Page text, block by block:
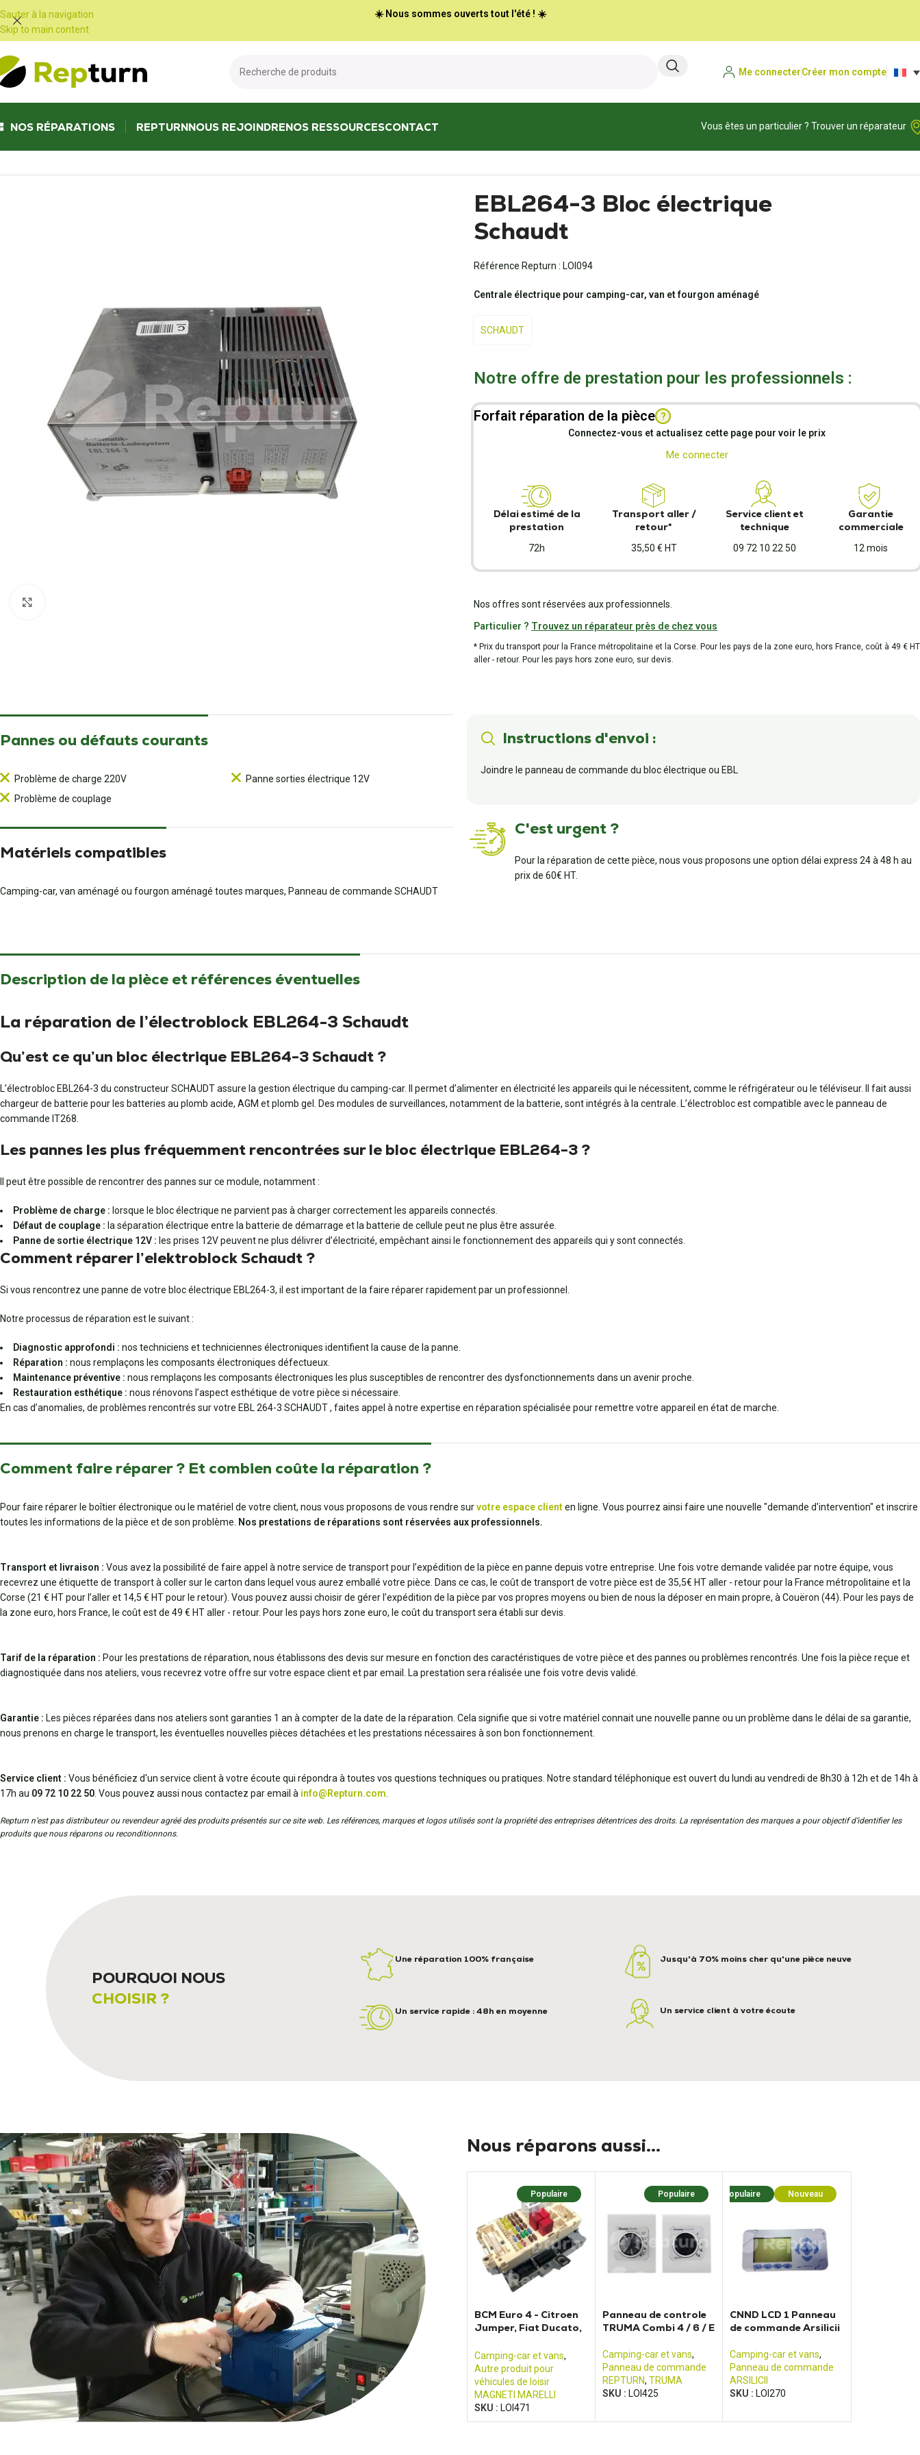
Sauter à la navigation
Skip to main content
☀️ Nous sommes ouverts tout l'été ! ☀️
Me connecterCréer mon compte
NOS RÉPARATIONS REPTURNNOUS REJOINDRENOS RESSOURCESCONTACT
Vous êtes un particulier ? Trouver un réparateur
EBL264-3 Bloc électrique
Schaudt
Référence Repturn : LOI094
Centrale électrique pour camping-car, van et fourgon aménagé
SCHAUDT
Notre offre de prestation pour les professionnels :
Forfait réparation de la pièce ?
Connectez-vous et actualisez cette page pour voir le prix
Me connecter
Délai estimé de la
prestation
72h
Transport aller /
retour*
35,50 € HT
Service client et
technique
09 72 10 22 50
Garantie
commerciale
12 mois
Nos offres sont réservées aux professionnels.
Particulier ? Trouvez un réparateur près de chez vous
* Prix du transport pour la France métropolitaine et la Corse. Pour les pays de la zone euro, hors France, coût à 49 € HT
aller - retour. Pour les pays hors zone euro, sur devis.
Pannes ou défauts courants
Problème de charge 220V
Problème de couplage
Panne sorties électrique 12V
Matériels compatibles
Camping-car, van aménagé ou fourgon aménagé toutes marques, Panneau de commande SCHAUDT
Instructions d'envoi :
Joindre le panneau de commande du bloc électrique ou EBL
C'est urgent ?
Pour la réparation de cette pièce, nous vous proposons une option délai express 24 à 48 h au
prix de 60€ HT.
Description de la pièce et références éventuelles
La réparation de l’électroblock EBL264-3 Schaudt
Qu’est ce qu’un bloc électrique EBL264-3 Schaudt ?
L’électrobloc EBL264-3 du constructeur SCHAUDT assure la gestion électrique du camping-car. Il permet d’alimenter en électricité les appareils qui le nécessitent, comme le réfrigérateur ou le téléviseur. Il fait aussi
chargeur de batterie pour les batteries au plomb acide, AGM et plomb gel. Des modules de surveillances, notamment de la batterie, sont intégrés à la centrale. L’électrobloc est compatible avec le panneau de
commande IT268.
Les pannes les plus fréquemment rencontrées sur le bloc électrique EBL264-3 ?
Il peut être possible de rencontrer des pannes sur ce module, notamment :
Problème de charge : lorsque le bloc électrique ne parvient pas à charger correctement les appareils connectés.
Défaut de couplage : la séparation électrique entre la batterie de démarrage et la batterie de cellule peut ne plus être assurée.
Panne de sortie électrique 12V : les prises 12V peuvent ne plus délivrer d’électricité, empêchant ainsi le fonctionnement des appareils qui y sont connectés.
Comment réparer l’elektroblock Schaudt ?
Si vous rencontrez une panne de votre bloc électrique EBL264-3, il est important de la faire réparer rapidement par un professionnel.
Notre processus de réparation est le suivant :
Diagnostic approfondi : nos techniciens et techniciennes électroniques identifient la cause de la panne.
Réparation : nous remplaçons les composants électroniques défectueux.
Maintenance préventive : nous remplaçons les composants électroniques les plus susceptibles de rencontrer des dysfonctionnements dans un avenir proche.
Restauration esthétique : nous rénovons l’aspect esthétique de votre pièce si nécessaire.
En cas d’anomalies, de problèmes rencontrés sur votre EBL 264-3 SCHAUDT , faites appel à notre expertise en réparation spécialisée pour remettre votre appareil en état de marche.
Comment faire réparer ? Et combien coûte la réparation ?
Pour faire réparer le boîtier électronique ou le matériel de votre client, nous vous proposons de vous rendre survotre espace clienten ligne. Vous pourrez ainsi faire une nouvelle "demande d'intervention" et inscrire
toutes les informations de la pièce et de son problème. Nos prestations de réparations sont réservées aux professionnels.
Transport et livraison : Vous avez la possibilité de faire appel à notre service de transport pour l’expédition de la pièce en panne depuis votre entreprise. Une fois votre demande validée par notre équipe, vous
recevrez une étiquette de transport à coller sur le carton dans lequel vous aurez emballé votre pièce. Dans ce cas, le coût de transport de votre pièce est de 35,5€ HT aller - retour pour la France métropolitaine et la
Corse (21 € HT pour l’aller et 14,5 € HT pour le retour). Vous pouvez aussi choisir de gérer l’expédition de la pièce par vos propres moyens ou bien de nous la déposer en main propre, à Couëron (44). Pour les pays de
la zone euro, hors France, le coût est de 49 € HT aller - retour. Pour les pays hors zone euro, le coût du transport sera établi sur devis.
Tarif de la réparation : Pour les prestations de réparation, nous établissons des devis sur mesure en fonction des caractéristiques de votre pièce et des pannes ou problèmes rencontrés. Une fois la pièce reçue et
diagnostiquée dans nos ateliers, vous recevrez votre offre sur votre espace client et par email. La prestation sera réalisée une fois votre devis validé.
Garantie : Les pièces réparées dans nos ateliers sont garanties 1 an à compter de la date de la réparation. Cela signifie que si votre matériel connait une nouvelle panne ou un problème dans le délai de sa garantie,
nous prenons en charge le transport, les éventuelles nouvelles pièces détachées et les prestations nécessaires à son bon fonctionnement.
Service client : Vous bénéficiez d'un service client à votre écoute qui répondra à toutes vos questions techniques ou pratiques. Notre standard téléphonique est ouvert du lundi au vendredi de 8h30 à 12h et de 14h à
17h au 09 72 10 22 50 . Vous pouvez aussi nous contactez par email à info@Repturn.com
Repturn n’est pas distributeur ou revendeur agréé des produits présentés sur ce site web. Les références, marques et logos utilisés sont la propriété des entreprises détentrices des droits. La représentation des marques a pour objectif d’identifier les
produits que nous réparons ou reconditionnons.
POURQUOI NOUS
CHOISIR ?
Une réparation 100% française
Un service rapide : 48h en moyenne
Jusqu'à 70% moins cher qu'une pièce neuve
Un service client à votre écoute
Nous réparons aussi...
Populaire
BCM Euro 4 - Citroen
Jumper, Fiat Ducato,
Camping-car et vans,
Autre produit pour
véhicules de loisir
MAGNETI MARELLI
SKU : LOI471
Populaire
Panneau de controle
TRUMA Combi 4 / 6 / E
Camping-car et vans,
Panneau de commande
REPTURN, TRUMA
SKU : LOI425
Populaire Nouveau
CNND LCD 1 Panneau
de commande Arsilicii
Camping-car et vans,
Panneau de commande
ARSILICII
SKU : LOI270